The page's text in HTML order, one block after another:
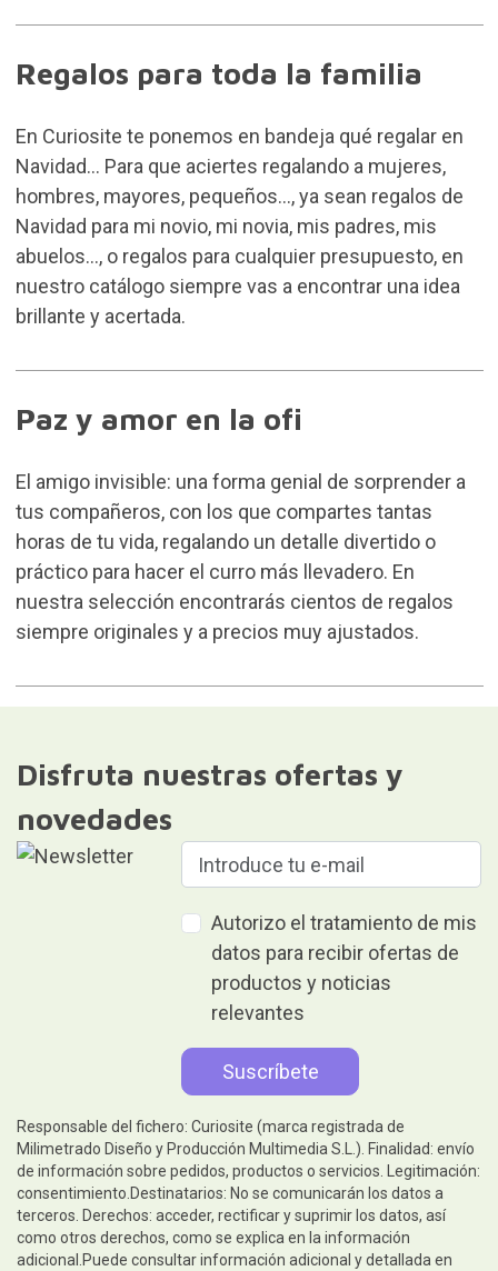
Regalos para toda la familia
En Curiosite te ponemos en bandeja qué regalar en
Navidad... Para que aciertes regalando a mujeres,
hombres, mayores, pequeños..., ya sean regalos de
Navidad para mi novio, mi novia, mis padres, mis
abuelos..., o regalos para cualquier presupuesto, en
nuestro catálogo siempre vas a encontrar una idea
brillante y acertada.
Paz y amor en la ofi
El amigo invisible: una forma genial de sorprender a
tus compañeros, con los que compartes tantas
horas de tu vida, regalando un detalle divertido o
práctico para hacer el curro más llevadero. En
nuestra selección encontrarás cientos de regalos
siempre originales y a precios muy ajustados.
Disfruta nuestras ofertas y
novedades
Autorizo el tratamiento de mis
datos para recibir ofertas de
productos y noticias
relevantes
Responsable del fichero: Curiosite (marca registrada de
Milimetrado Diseño y Producción Multimedia S.L.). Finalidad: envío
de información sobre pedidos, productos o servicios. Legitimación:
consentimiento.Destinatarios: No se comunicarán los datos a
terceros. Derechos: acceder, rectificar y suprimir los datos, así
como otros derechos, como se explica en la información
adicional.Puede consultar información adicional y detallada en